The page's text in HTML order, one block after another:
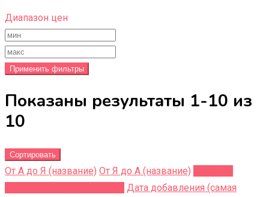
Диапазон цен
Применить фильтры
Показаны результаты 1-10 из
10
Сортировать
От А до Я (название) От Я до A (название)
Дата добавления (самая